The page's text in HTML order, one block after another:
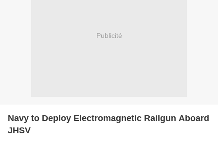
Publicité
Navy to Deploy Electromagnetic Railgun Aboard
JHSV